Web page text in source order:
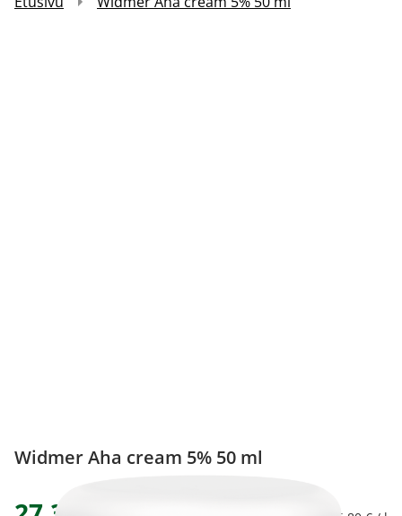
Widmer Aha cream 5% 50 ml